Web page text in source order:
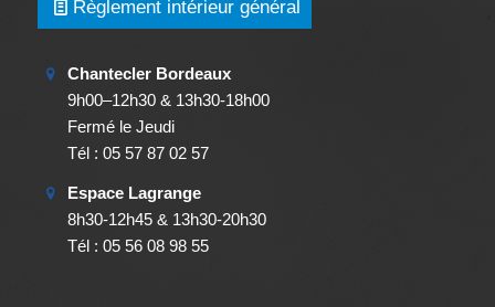
Règlement intérieur général
Chantecler Bordeaux
9h00–12h30 & 13h30-18h00
Fermé le Jeudi
Tél : 05 57 87 02 57
Espace Lagrange
8h30-12h45 & 13h30-20h30
Tél : 05 56 08 98 55